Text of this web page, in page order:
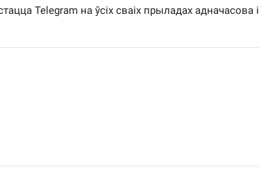
Telegram на ўсіх сваіх прыладах адначасова і